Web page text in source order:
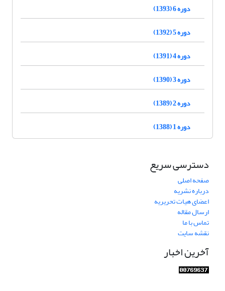
دوره 6 (1393)
دوره 5 (1392)
دوره 4 (1391)
دوره 3 (1390)
دوره 2 (1389)
دوره 1 (1388)
دسترسی سریع
صفحه اصلی
درباره نشریه
اعضای هیات تحریریه
ارسال مقاله
تماس با ما
نقشه سایت
آخرین اخبار